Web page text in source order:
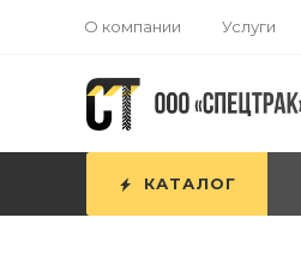
О компании Услуги
КАТАЛОГ